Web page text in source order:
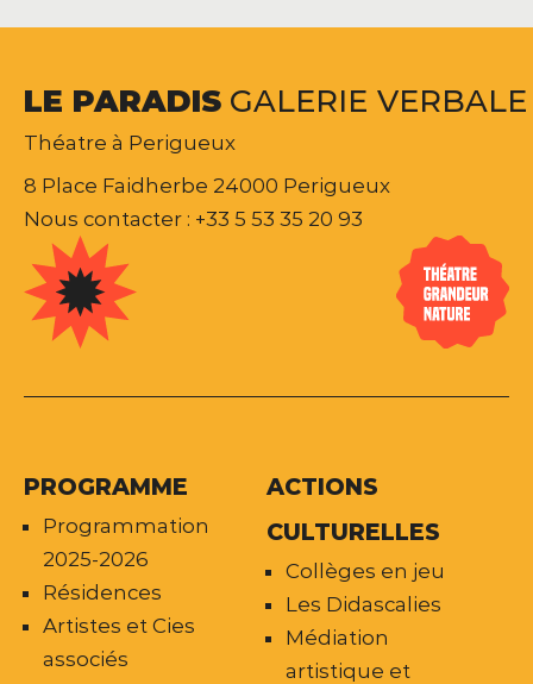
LE PARADIS GALERIE VERBALE
Théatre à Perigueux
8 Place Faidherbe 24000 Perigueux
Nous contacter : +33 5 53 35 20 93
PROGRAMME
Programmation
2025-2026
Résidences
Artistes et Cies
associés
ACTIONS
CULTURELLES
Collèges en jeu
Les Didascalies
Médiation
artistique et